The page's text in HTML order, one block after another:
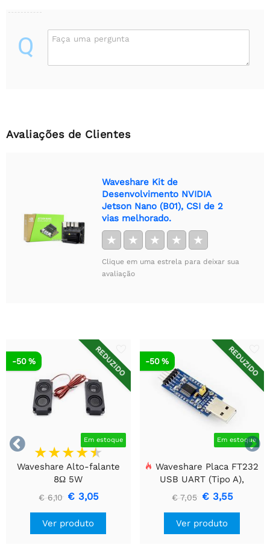
Q Faça uma pergunta
Avaliações de Clientes
Waveshare Kit de
Desenvolvimento NVIDIA
Jetson Nano (B01), CSI de 2
vias melhorado.
★ ★ ★ ★ ★
Clique em uma estrela para deixar sua
avaliação


REDUZIDO
Em estoque
-50 %
Waveshare Alto-falante
8Ω 5W
€ 6,10 € 3,05
Ver produto
REDUZIDO
Em estoque
-50 %
Waveshare Placa FT232
USB UART (Tipo A),
Módulo de Comunicação
USB Para TTL (UART)
€ 7,05 € 3,55
Ver produto